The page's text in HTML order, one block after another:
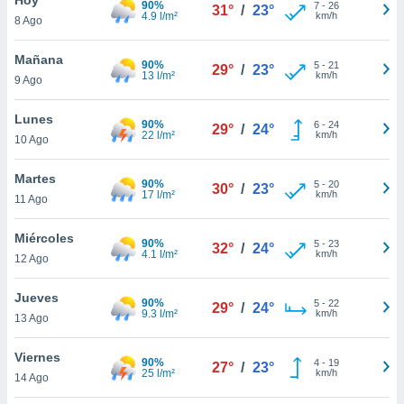
en
más
nuestra
de
cookies
aceptar
8 Ago
90%
4.9 l/m²
31° / 23° 7- 26
km/h
Mañana
9 Ago
90%
13 l/m²
29° / 23° 5- 21
km/h
Lunes
10 Ago
90%
22 l/m²
29° / 24° 6- 24
km/h
Martes
11 Ago
90%
17 l/m²
30° / 23° 5- 20
km/h
Miércoles
12 Ago
90%
4.1 l/m²
32° / 24° 5- 23
km/h
Jueves
13 Ago
90%
9.3 l/m²
29° / 24° 5- 22
km/h
Viernes
14 Ago
90%
25 l/m²
27° / 23° 4- 19
km/h